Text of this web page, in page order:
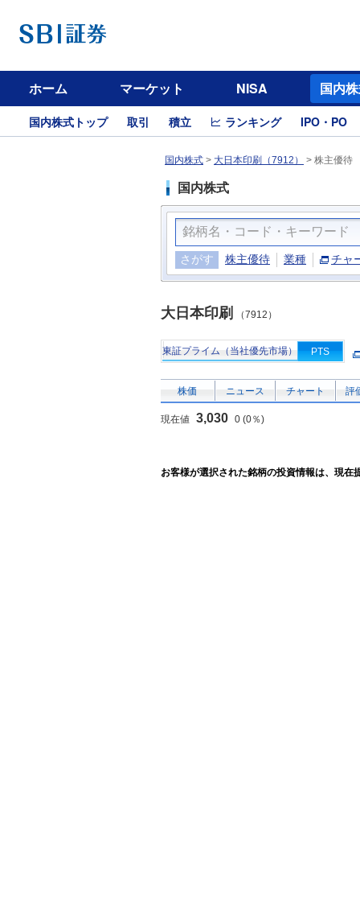
ホーム マーケット NISA 国内
国内株式トップ 取引 積立 ランキング IPO・PO
国内株式 > 大日本印刷（7912） > 株主優待
国内株式
さがす 株主優待 業種 チャ
大日本印刷 （7912）
東証プライム（当社優先市場） PTS
株価 ニュース チャート 評
現在値 3,030 0 (0％)
お客様が選択された銘柄の投資情報は、現在